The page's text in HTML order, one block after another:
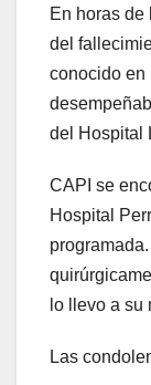
En horas de
del
conocido en
del Hospital
CAPI se
Hospital
lo llevo a su
Las